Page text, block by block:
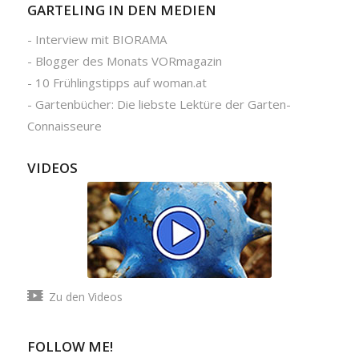
GARTELING IN DEN MEDIEN
- Interview mit BIORAMA
- Blogger des Monats VORmagazin
- 10 Frühlingstipps auf woman.at
- Gartenbücher: Die liebste Lektüre der Garten-
Connaisseure
VIDEOS
Zu den Videos
FOLLOW ME!